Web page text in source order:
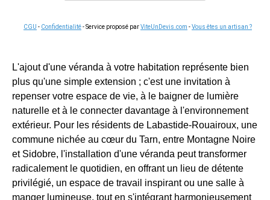
CGU - Confidentialité- Service proposé parViteUnDevis.com -Vous êtes un artisan ?
L'ajout d'une véranda à votre habitation représente bien
plus qu'une simple extension ; c'est une invitation à
repenser votre espace de vie, à le baigner de lumière
naturelle et à le connecter davantage à l'environnement
extérieur. Pour les résidents de Labastide-Rouairoux, une
commune nichée au cœur du Tarn, entre Montagne Noire
et Sidobre, l'installation d'une véranda peut transformer
radicalement le quotidien, en offrant un lieu de détente
privilégié, un espace de travail inspirant ou une salle à
manger lumineuse, tout en s'intégrant harmonieusement